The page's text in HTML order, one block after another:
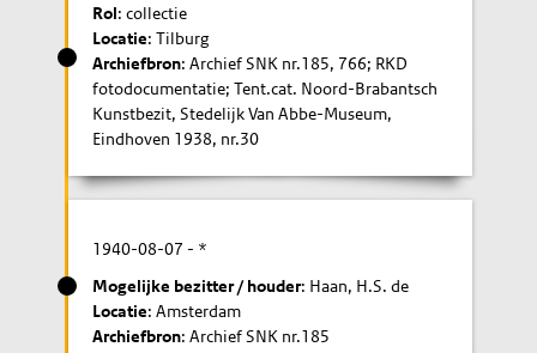
Rol: collectie
Locatie: Tilburg
Archiefbron: Archief SNK nr.185, 766; RKD
fotodocumentatie; Tent.cat. Noord-Brabantsch
Kunstbezit, Stedelijk Van Abbe-Museum,
Eindhoven 1938, nr.30
1940-08-07 - *
Mogelijke bezitter / houder: Haan, H.S. de
Locatie: Amsterdam
Archiefbron: Archief SNK nr.185